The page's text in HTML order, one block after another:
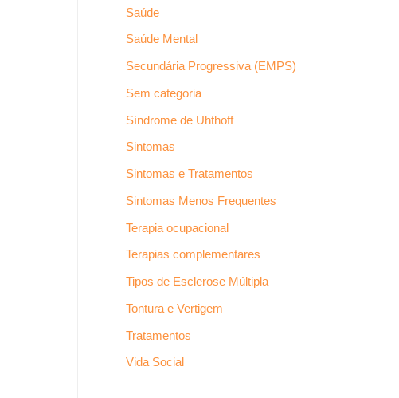
Saúde
Saúde Mental
Secundária Progressiva (EMPS)
Sem categoria
Síndrome de Uhthoff
Sintomas
Sintomas e Tratamentos
Sintomas Menos Frequentes
Terapia ocupacional
Terapias complementares
Tipos de Esclerose Múltipla
Tontura e Vertigem
Tratamentos
Vida Social